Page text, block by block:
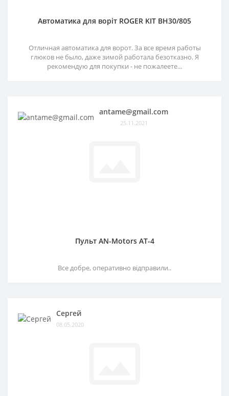
Автоматика для воріт ROGER KIT BH30/805
Отличная автоматика для ворот. За все время работы
глюков не было, даже зимой работала безотказно. Я
рекомендую для покупки - не пожалеете...
antame@gmail.com
25.11.2021
Пульт AN-Motors AT-4
Все добре, оперативно відправили..
Сергей
08.05.2020